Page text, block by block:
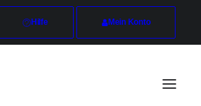
Hilfe Mein Konto